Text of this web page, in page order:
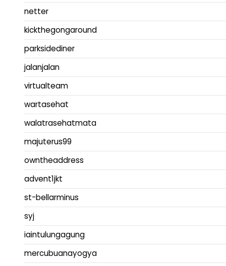
netter
kickthegongaround
parksidediner
jalanjalan
virtualteam
wartasehat
walatrasehatmata
majuterus99
owntheaddress
advent1jkt
st-bellarminus
syj
iaintulungagung
mercubuanayogya